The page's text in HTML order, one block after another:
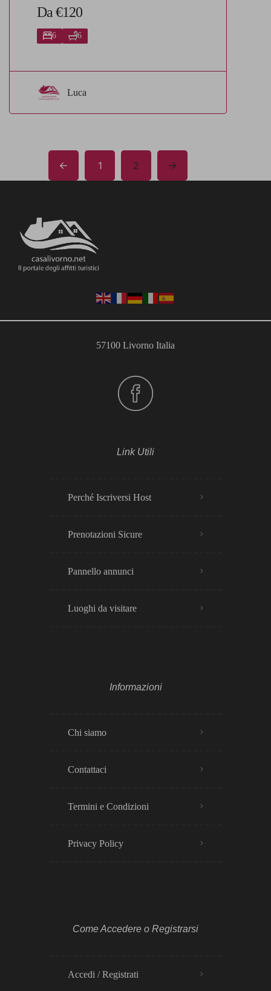
Da €120
6 6
Luca
1 2
57100 Livorno Italia
Link Utili
Perché Iscriversi Host
Prenotazioni Sicure
Pannello annunci
Luoghi da visitare
Informazioni
Chi siamo
Contattaci
Termini e Condizioni
Privacy Policy​
Come Accedere o Registrarsi
Accedi / Registrati